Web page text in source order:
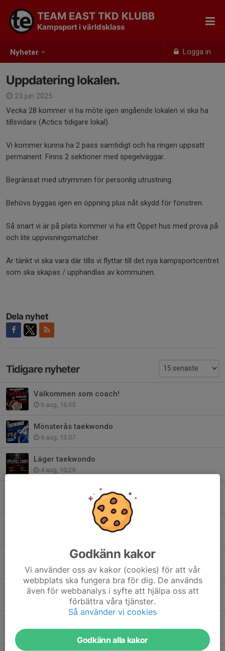
Nyheter Logga in
TEAM EAST TKD KLUBB
Kampsport i världsklass
Uppdatering lokalen.
23 jun 2025
Vecka 28 kommer vi ha möte igen angående lokalen vi ska ha
tillsvidare (Actics tidigare lokal).
Vi kommer kunna ha 2 pass samtidigt och ha ringen uppsatt
permanent. Finns 2 sektioner med spegelväggar.
Begränsat med utrymmen för personlig utrustning.
Behövs byggas igen en öppning plus nåt skydd för fönstren.
Så snart vi är på plats kommer vi ha ett Öppet hus med prova på
och lite uppvisningsmatcher.
Är tänkt vi ska vara där tills vi flyttar till det nya kampsportcentret
som ska skapas / upphandlas av kommunen.
Dela nyhet
Tidigare nyheter
Välkommen som coach!
6 aug, 16:35
Mönsterås taekwondo
6 aug, 13:07
Läger taekwondo
4 aug, 10:29
Kamplaget är igång.
Preliminär schema HT 2026.
27 jul, 17:05
Riga Open.
18 jul, 15:26
Godkänn kakor
Vi använder oss av kakor (cookies) för att vår
webbplats ska fungera bra för dig. De används
även för webbanalys i syfte att hjälpa oss att
förbättra våra tjänster.
Så använder vi cookies
Godkänn alla kakor